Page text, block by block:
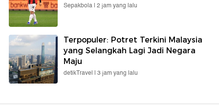
Sepakbola | 2 jam yang lalu
Terpopuler: Potret Terkini Malaysia
yang Selangkah Lagi Jadi Negara
Maju
detikTravel | 3 jam yang lalu